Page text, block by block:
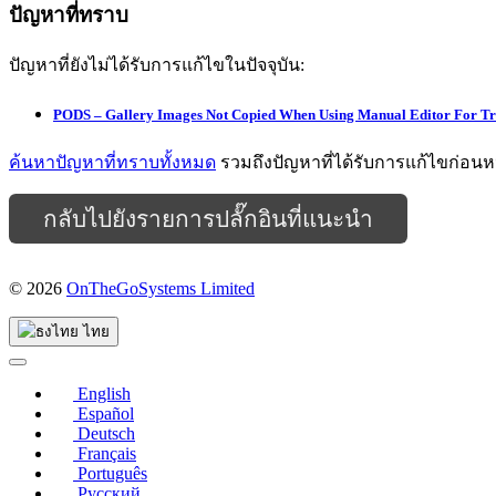
ปัญหาที่ทราบ
ปัญหาที่ยังไม่ได้รับการแก้ไขในปัจจุบัน:
PODS – Gallery Images Not Copied When Using Manual Editor For
ค้นหาปัญหาที่ทราบทั้งหมด รวมถึงปัญหาที่ได้รับการแก้ไขก่อน
กลับไปยังรายการปลั๊กอินที่แนะนำ
© 2026 OnTheGoSystems Limited(เปิด
ไทย
English
Español
Deutsch
Français
Português